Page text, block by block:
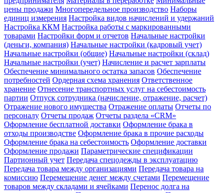
цены продажи Многопередельное производство Наборы
единиц измерения Настройка видов начислений и удержаний
Настройка ККМ Настройка работы с маркированными
товарами Настройки форм и отчетов Начальные настройки
(деньги, компания) Начальные настройки (кадровый учет)
Начальные настройки (общие) Начальные настройки (склад)
Начальные настройки (учет) Начисление и расчет зарплаты
Обеспечение минимального остатка запасов Обеспечение
потребностей Ордерная схема хранения Ответственное
хранение Отнесение транспортных услуг на себестоимость
партии Отпуск сотрудника (начисление, отражение, расчет)
Отражение нового имущества Отражение оплаты Отчеты по
персоналу Отчеты продаж Отчеты раздела «CRM»
Оформление бесплатной доставки Оформление брака в
отходы производстве Оформление брака в прочие расходы
Оформление брака на себестоимость Оформление доставки
Оформление продажи Параметрические спецификации
Партионный учет Передача спецодежды в эксплуатацию
Передача товара между организациями Передача товара на
комиссию Перемещение денег между счетами Перемещение
товаров между складами и ячейками Перенос долга на